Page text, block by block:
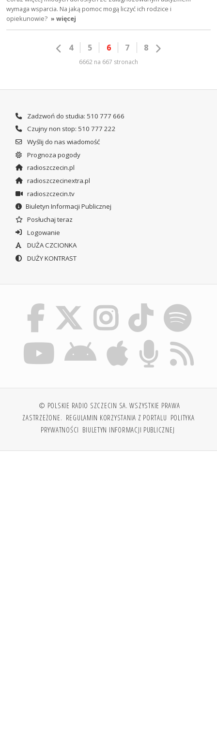
wymaga wsparcia. Na jaką pomoc mogą liczyć ich rodzice i
opiekunowie? » więcej
4 5 6 7 8
6662 na 667 stronach
Zadzwoń do studia: 510 777 666
Czujny non stop: 510 777 222
Wyślij do nas wiadomość
Prognoza pogody
radioszczecin.pl
radioszczecinextra.pl
radioszczecin.tv
Biuletyn Informacji Publicznej
Posłuchaj teraz
Logowanie
DUŻA CZCIONKA
DUŻY KONTRAST
© POLSKIE RADIO SZCZECIN SA. WSZYSTKIE PRAWA
ZASTRZEŻONE. REGULAMIN KORZYSTANIA Z PORTALU POLITYKA
PRYWATNOŚCI BIULETYN INFORMACJI PUBLICZNEJ